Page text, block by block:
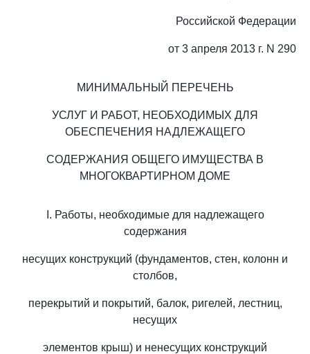
Российской Федерации
от 3 апреля 2013 г. N 290
МИНИМАЛЬНЫЙ ПЕРЕЧЕНЬ
УСЛУГ И РАБОТ, НЕОБХОДИМЫХ ДЛЯ
ОБЕСПЕЧЕНИЯ НАДЛЕЖАЩЕГО
СОДЕРЖАНИЯ ОБЩЕГО ИМУЩЕСТВА В
МНОГОКВАРТИРНОМ ДОМЕ
I. Работы, необходимые для надлежащего
содержания
несущих конструкций (фундаментов, стен, колонн и
столбов,
перекрытий и покрытий, балок, ригелей, лестниц,
несущих
элементов крыш) и ненесущих конструкций